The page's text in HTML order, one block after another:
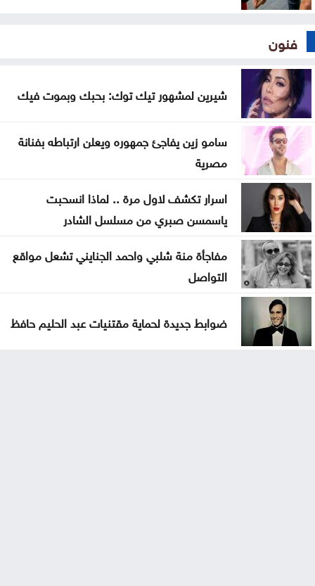
فنون
شيرين لمشهور تيك توك: بحبك وبموت فيك
سامو زين يفاجئ جمهوره ويعلن ارتباطه بفنانة
مصرية
اسرار تكشف لاول مرة .. لماذا انسحبت
ياسمسن صبري من مسلسل الشادر
مفاجأة منة شلبي واحمد الجنايني تشعل مواقع
التواصل
ضوابط جديدة لحماية مقتنيات عبد الحليم حافظ